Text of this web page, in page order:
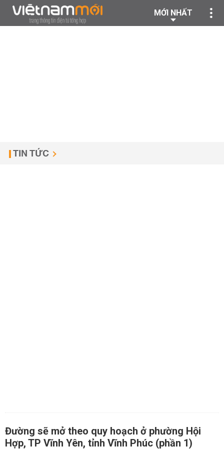
MỚI NHẤT
TIN TỨC
Đường sẽ mở theo quy hoạch ở phường Hội
Hợp, TP Vĩnh Yên, tỉnh Vĩnh Phúc (phần 1)